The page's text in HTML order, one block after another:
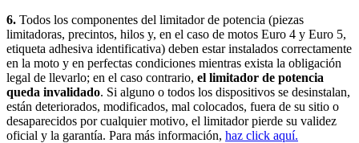
6. Todos los componentes del limitador de potencia (piezas
limitadoras, precintos, hilos y, en el caso de motos Euro 4 y Euro 5,
etiqueta adhesiva identificativa) deben estar instalados correctamente
en la moto y en perfectas condiciones mientras exista la obligación
legal de llevarlo; en el caso contrario, el limitador de potencia
queda invalidado. Si alguno o todos los dispositivos se desinstalan,
están deteriorados, modificados, mal colocados, fuera de su sitio o
desaparecidos por cualquier motivo, el limitador pierde su validez
oficial y la garantía. Para más información, haz click aquí.